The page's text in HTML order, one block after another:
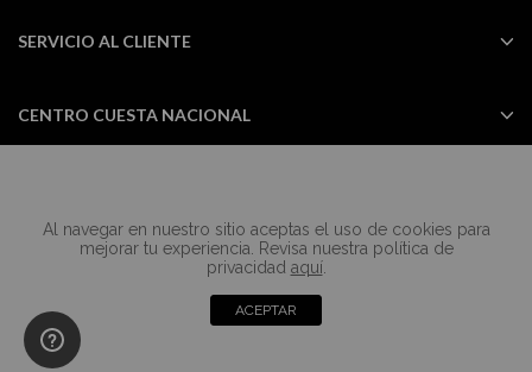
Al navegar en nuestro sitio aceptas el uso de cookies para
mejorar tu experiencia. Revisa nuestra política de
privacidad aquí.
ACEPTAR
SERVICIO AL CLIENTE
CENTRO CUESTA NACIONAL
Todos los derechos reservados Casa
Cuesta ©2024